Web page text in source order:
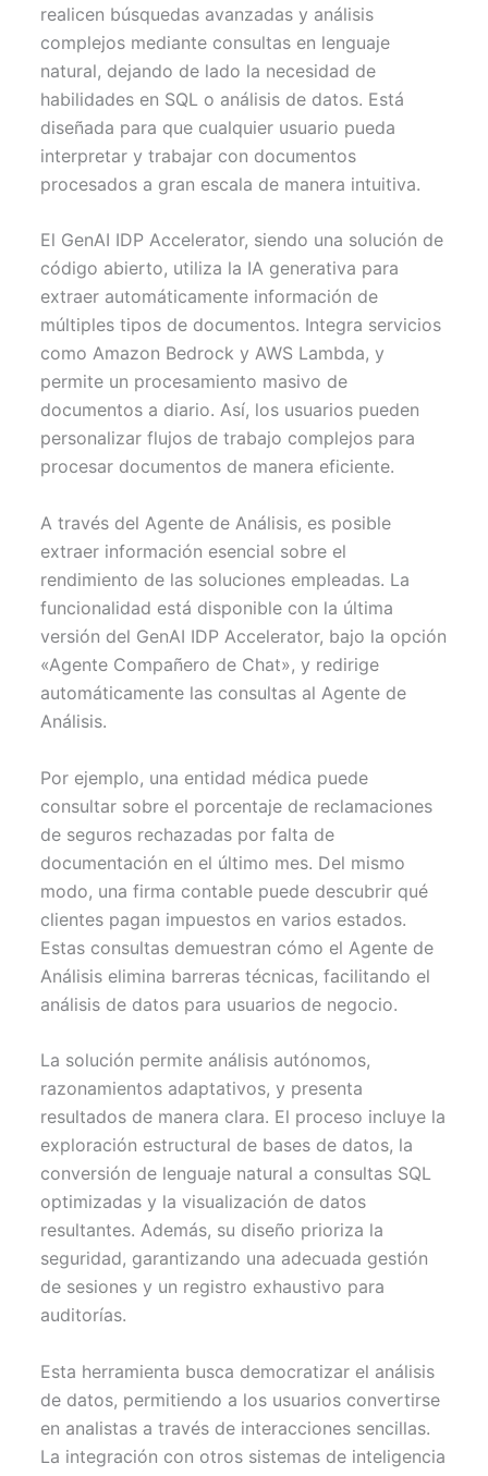
realicen búsquedas avanzadas y análisis
complejos mediante consultas en lenguaje
natural, dejando de lado la necesidad de
habilidades en SQL o análisis de datos. Está
diseñada para que cualquier usuario pueda
interpretar y trabajar con documentos
procesados a gran escala de manera intuitiva.
El GenAI IDP Accelerator, siendo una solución de
código abierto, utiliza la IA generativa para
extraer automáticamente información de
múltiples tipos de documentos. Integra servicios
como Amazon Bedrock y AWS Lambda, y
permite un procesamiento masivo de
documentos a diario. Así, los usuarios pueden
personalizar flujos de trabajo complejos para
procesar documentos de manera eficiente.
A través del Agente de Análisis, es posible
extraer información esencial sobre el
rendimiento de las soluciones empleadas. La
funcionalidad está disponible con la última
versión del GenAI IDP Accelerator, bajo la opción
«Agente Compañero de Chat», y redirige
automáticamente las consultas al Agente de
Análisis.
Por ejemplo, una entidad médica puede
consultar sobre el porcentaje de reclamaciones
de seguros rechazadas por falta de
documentación en el último mes. Del mismo
modo, una firma contable puede descubrir qué
clientes pagan impuestos en varios estados.
Estas consultas demuestran cómo el Agente de
Análisis elimina barreras técnicas, facilitando el
análisis de datos para usuarios de negocio.
La solución permite análisis autónomos,
razonamientos adaptativos, y presenta
resultados de manera clara. El proceso incluye la
exploración estructural de bases de datos, la
conversión de lenguaje natural a consultas SQL
optimizadas y la visualización de datos
resultantes. Además, su diseño prioriza la
seguridad, garantizando una adecuada gestión
de sesiones y un registro exhaustivo para
auditorías.
Esta herramienta busca democratizar el análisis
de datos, permitiendo a los usuarios convertirse
en analistas a través de interacciones sencillas.
La integración con otros sistemas de inteligencia